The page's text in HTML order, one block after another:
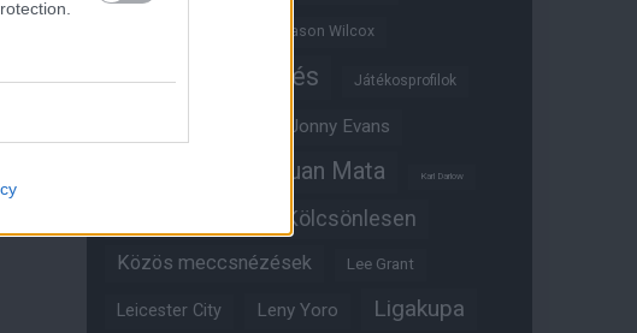
Jason Wilcox
Játékosértékelés Játékosprofilok
Jonny Evans
Juan Mata Karl Darlow
Kölcsönlesen
Közös meccsnézések Lee Grant
Leicester City Leny Yoro Ligakupa